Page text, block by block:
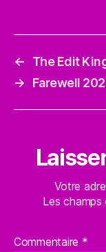
←
The Edit
→
Farewell
Votre
Les champs
Commentaire *